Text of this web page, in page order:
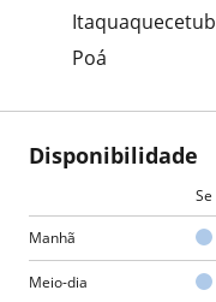
Poá
Disponibilidade
Se
Manhã
Meio-dia